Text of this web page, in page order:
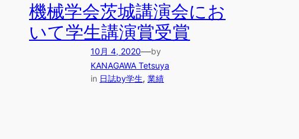
機械学会茨城講演会にお
いて学生講演賞受賞
10月 4, 2020—by
KANAGAWA Tetsuya
in 日誌by学生, 業績